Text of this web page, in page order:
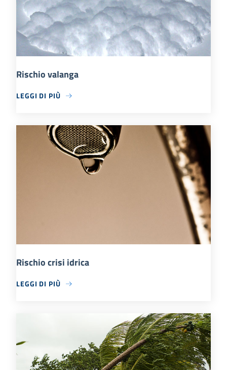
Rischio valanga
LEGGI DI PIÙ
Rischio crisi idrica
LEGGI DI PIÙ